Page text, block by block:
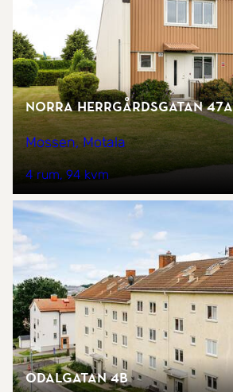
Norra Herrgårdsgatan 47A
Mossen, Motala
4 rum 94 kvm
Odalgatan 4B